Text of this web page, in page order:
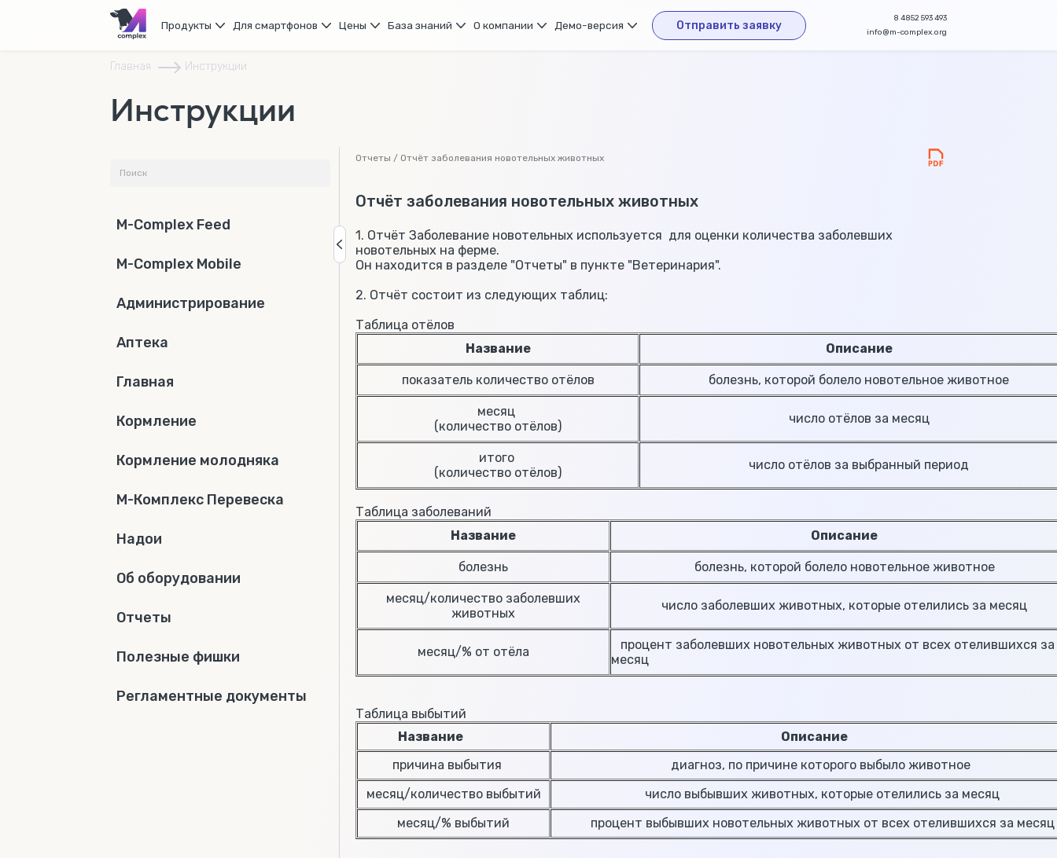
Продукты Для смартфонов Цены База знаний О компании Демо-версия Отправить заявку
8 4852 593 493
info@m-complex.org
Главная Инструкции
Инструкции
M-Complex Feed
M-Complex Mobile
Администрирование
Аптека
Главная
Кормление
Кормление молодняка
М-Комплекс Перевеска
Надои
Об оборудовании
Отчеты
Полезные фишки
Регламентные документы
Отчеты / Отчёт заболевания новотельных животных
Отчёт заболевания новотельных животных
1. Отчёт Заболевание новотельных используется для оценки количества заболевших
новотельных на ферме.
Он находится в разделе "Отчеты" в пункте "Ветеринария".
2. Отчёт состоит из следующих таблиц:
Таблица отёлов
Название
Описание
показатель количество отёлов болезнь, которой болело новотельное животное
месяц
(количество отёлов)
число отёлов за месяц
итого
(количество отёлов)
число отёлов за выбранный период
Таблица заболеваний
Название
Описание
болезнь болезнь, которой болело новотельное животное
месяц/количество заболевших
животных
число заболевших животных, которые отелились за месяц
месяц/% от отёла
процент заболевших новотельных животных от всех отелившихся за
месяц
Таблица выбытий
Название
Описание
причина выбытия
диагноз, по причине которого выбыло животное
месяц/количество выбытий
число выбывших животных, которые отелились за месяц
месяц/% выбытий
процент выбывших новотельных животных от всех отелившихся за месяц